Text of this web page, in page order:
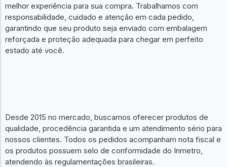
melhor experiência para sua compra. Trabalhamos com
responsabilidade, cuidado e atenção em cada pedido,
garantindo que seu produto seja enviado com embalagem
reforçada e proteção adequada para chegar em perfeito
estado até você.
Desde 2015 no mercado, buscamos oferecer produtos de
qualidade, procedência garantida e um atendimento sério para
nossos clientes. Todos os pedidos acompanham nota fiscal e
os produtos possuem selo de conformidade do Inmetro,
atendendo às regulamentações brasileiras.